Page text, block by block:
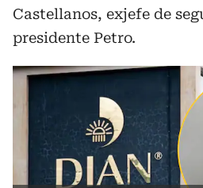
Castellanos, exjefe de
presidente Petro.